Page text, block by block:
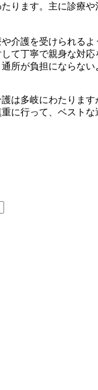
ります。主に診療
介護を受けられる
て丁寧で親身な対
所が負担にならな
は多岐にわたりま
に行って、ベストな